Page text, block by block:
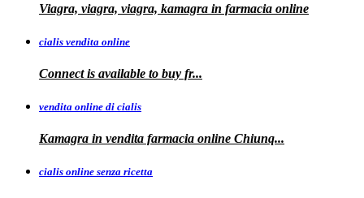
Viagra, viagra, viagra, kamagra in farmacia online
cialis vendita online
Connect is available to buy fr...
vendita online di cialis
Kamagra in vendita farmacia online Chiunq...
cialis online senza ricetta